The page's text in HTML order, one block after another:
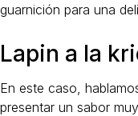
guarnición para una
Lapin a la
En este caso,
presentar un sabor